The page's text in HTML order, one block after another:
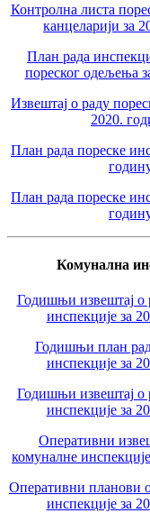
Контролна листа
канцеларији за
План рада
пореског одељења
Извештај о раду
2020.
План рада пореске
План рада пореске
Комунална
Годишњи извештај о
инспекције за
Годишњи план
инспекције за
Годишњи извештај о
инспекције за
Оперативни
комуналне
Оперативни планови
инспекције за